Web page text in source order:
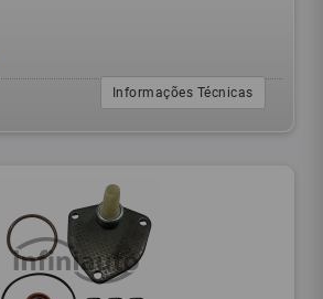
Informações Técnicas